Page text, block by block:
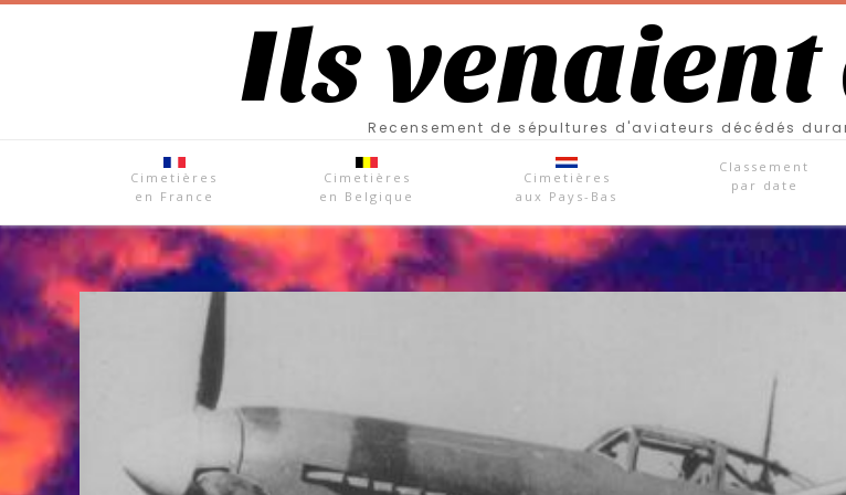
Ils
Recensement de sépultures d'aviateurs décédés
Cimetières
en France
Cimetières
en Belgique
Cimetières
aux Pays-Bas
Classement
par date